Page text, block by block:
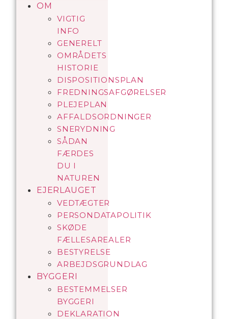
OM
VIGTIG
INFO
GENERELT
OMRÅDETS
HISTORIE
DISPOSITIONSPLAN
FREDNINGSAFGØRELSER
PLEJEPLAN
AFFALDSORDNINGER
SNERYDNING
SÅDAN
FÆRDES
DU I
NATUREN
EJERLAUGET
VEDTÆGTER
PERSONDATAPOLITIK
SKØDE
FÆLLESAREALER
BESTYRELSE
ARBEJDSGRUNDLAG
BYGGERI
BESTEMMELSER
BYGGERI
DEKLARATION